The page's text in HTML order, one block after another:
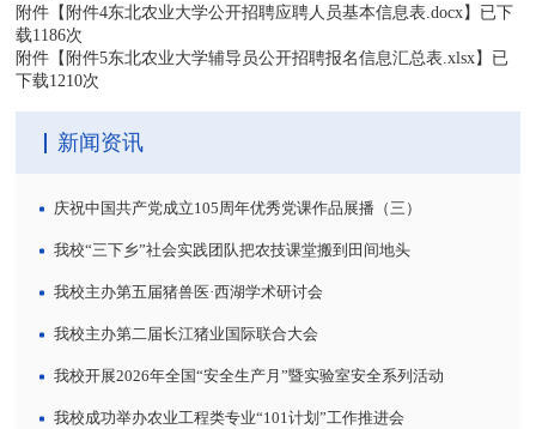
附件【 附件4东北农业大学公开招聘应聘人员基本信息表.docx】已下
载1186次
附件【 附件5东北农业大学辅导员公开招聘报名信息汇总表.xlsx】已
下载1210次
新闻资讯
庆祝中国共产党成立105周年优秀党课作品展播（三）
我校“三下乡”社会实践团队把农技课堂搬到田间地头
我校主办第五届猪兽医·西湖学术研讨会
我校主办第二届长江猪业国际联合大会
我校开展2026年全国“安全生产月”暨实验室安全系列活动
我校成功举办农业工程类专业“101计划”工作推进会